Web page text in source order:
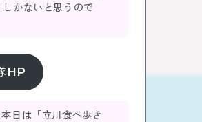
かないと思うので
HP
日は「立川食べ歩き